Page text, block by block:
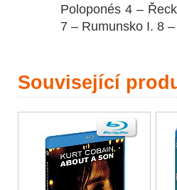
Poloponés 4 –
7 – Rumunsko I. 8
Související